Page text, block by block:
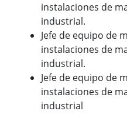
instalaciones de
industrial.
Jefe de equipo de
instalaciones de
industrial.
Jefe de equipo de
instalaciones de
industrial